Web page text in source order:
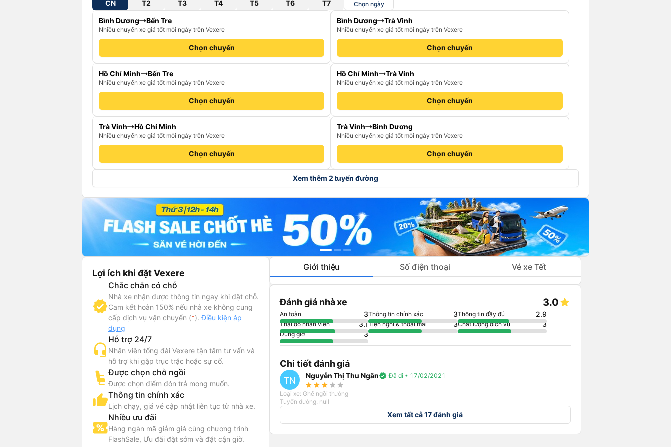
CN T2 T3 T4 T5 T6 T7 Chọn ngày
Bình Dương Bến Tre
Nhiều chuyến xe giá tốt mỗi ngày trên Vexere
Chọn chuyến
Bình Dương Trà Vinh
Nhiều chuyến xe giá tốt mỗi ngày trên Vexere
Chọn chuyến
Hồ Chí Minh Bến Tre
Nhiều chuyến xe giá tốt mỗi ngày trên Vexere
Chọn chuyến
Hồ Chí Minh Trà Vinh
Nhiều chuyến xe giá tốt mỗi ngày trên Vexere
Chọn chuyến
Trà Vinh Hồ Chí Minh
Nhiều chuyến xe giá tốt mỗi ngày trên Vexere
Chọn chuyến
Trà Vinh Bình Dương
Nhiều chuyến xe giá tốt mỗi ngày trên Vexere
Chọn chuyến
Xem thêm 2 tuyến đường
Lợi ích khi đặt Vexere
Chắc chắn có chỗ
Nhà xe nhận được thông tin ngay khi đặt chỗ.
Cam kết hoàn 150% nếu nhà xe không cung
cấp dịch vụ vận chuyển (*).Điều kiện áp
dụng
Hỗ trợ 24/7
Nhân viên tổng đài Vexere tận tâm tư vấn và
hỗ trợ khi gặp trục trặc hoặc sự cố.
Được chọn chỗ ngồi
Được chọn điểm đón trả mong muốn.
Thông tin chính xác
Lịch chạy, giá vé cập nhật liên tục từ nhà xe.
Nhiều ưu đãi
Hàng ngàn mã giảm giá cùng chương trình
FlashSale, Ưu đãi đặt sớm và đặt cận giờ.
Giới thiệu Số điện thoại Vé xe Tết
Đánh giá nhà xe 3.0
An toàn 3Thông tin chính xác 3Thông tin đầy đủ 2.9
Thái độ nhân viên 3.1Tiện nghi & thoải mái 3Chất lượng dịch vụ 3
Đúng giờ 3
Chi tiết đánh giá
TN Nguyễn Thị Thu Ngânverified Đã đi • 17/02/2021
star_rate star_rate star_rate star_rate star_rate
Loại xe: Ghế ngồi thường
Tuyến đường: null
Xem tất cả 17 đánh giá